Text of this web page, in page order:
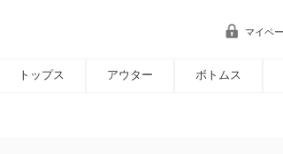
マイペ
トップス アウター ボトムス